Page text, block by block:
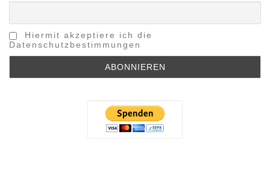
Hiermit akzeptiere ich die
Datenschutzbestimmungen